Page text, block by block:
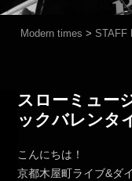
Modern times > STAFF
スローミュー
ックバレンタ
こんにちは！
京都木屋町ライブ&ダ